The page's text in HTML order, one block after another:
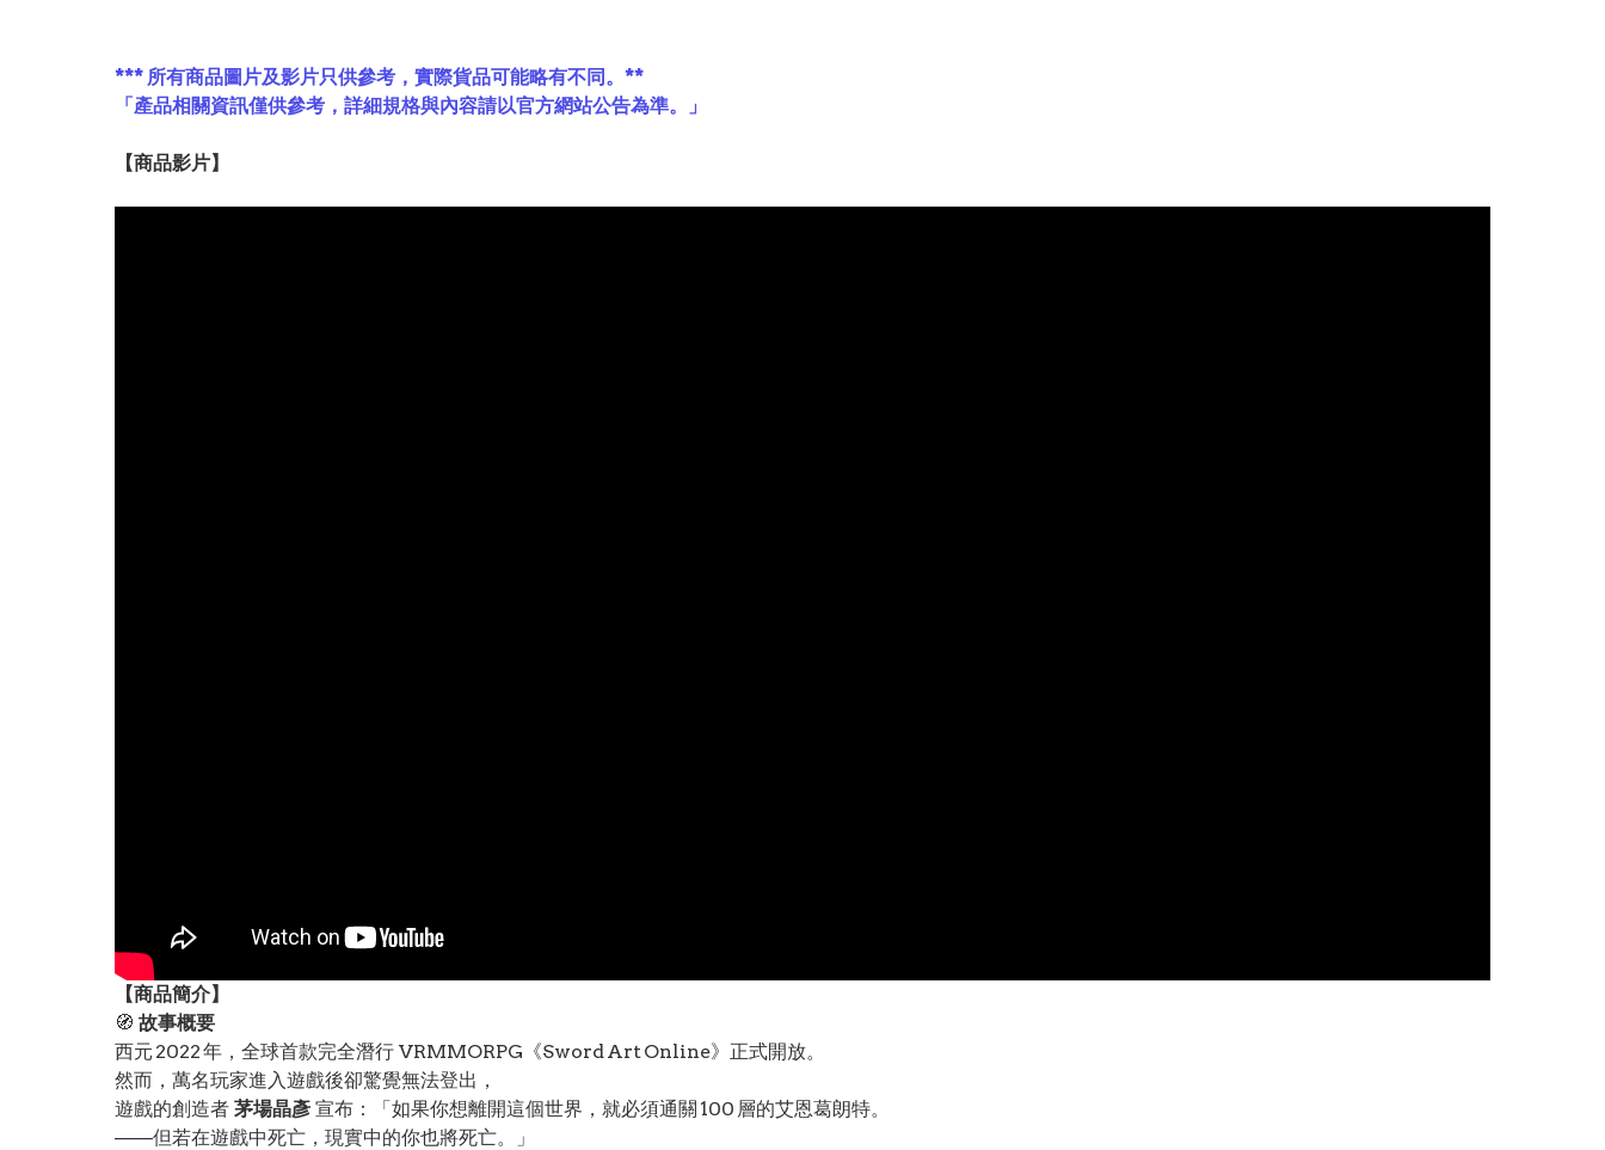
*** 所有商品圖片及影片只供參考，實際貨品可能略有不同。**
「產品相關資訊僅供參考，詳細規格與內容請以官方網站公告為準。」
【商品影片】
【商品簡介】
🧭 故事概要
西元 2022 年，全球首款完全潛行 VRMMORPG《Sword Art Online》正式開放。
然而，萬名玩家進入遊戲後卻驚覺無法登出，
遊戲的創造者 茅場晶彥 宣布：「如果你想離開這個世界，就必須通關 100 層的艾恩葛朗特。
——但若在遊戲中死亡，現實中的你也將死亡。」